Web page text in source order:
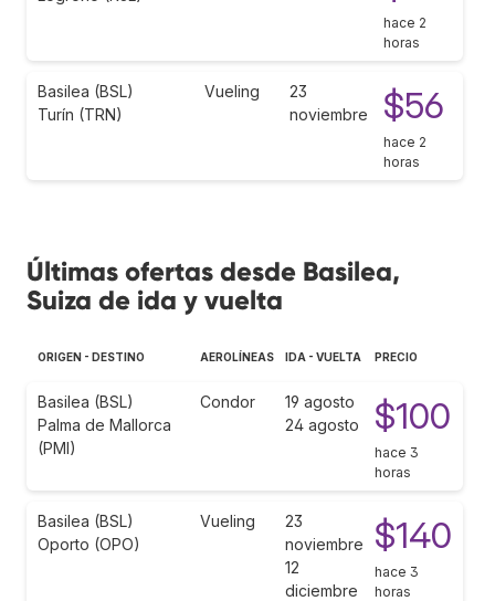
hace 2
horas
Basilea (BSL)
Turín (TRN)
Vueling
23
noviembre
$56
hace 2
horas
Últimas ofertas desde Basilea,
Suiza de ida y vuelta
ORIGEN - DESTINO AEROLÍNEAS IDA - VUELTA PRECIO
Basilea (BSL)
Palma de Mallorca
(PMI)
Condor
19 agosto
24 agosto
$100
hace 3
horas
Basilea (BSL)
Oporto (OPO)
Vueling
23
noviembre
12
diciembre
$140
hace 3
horas